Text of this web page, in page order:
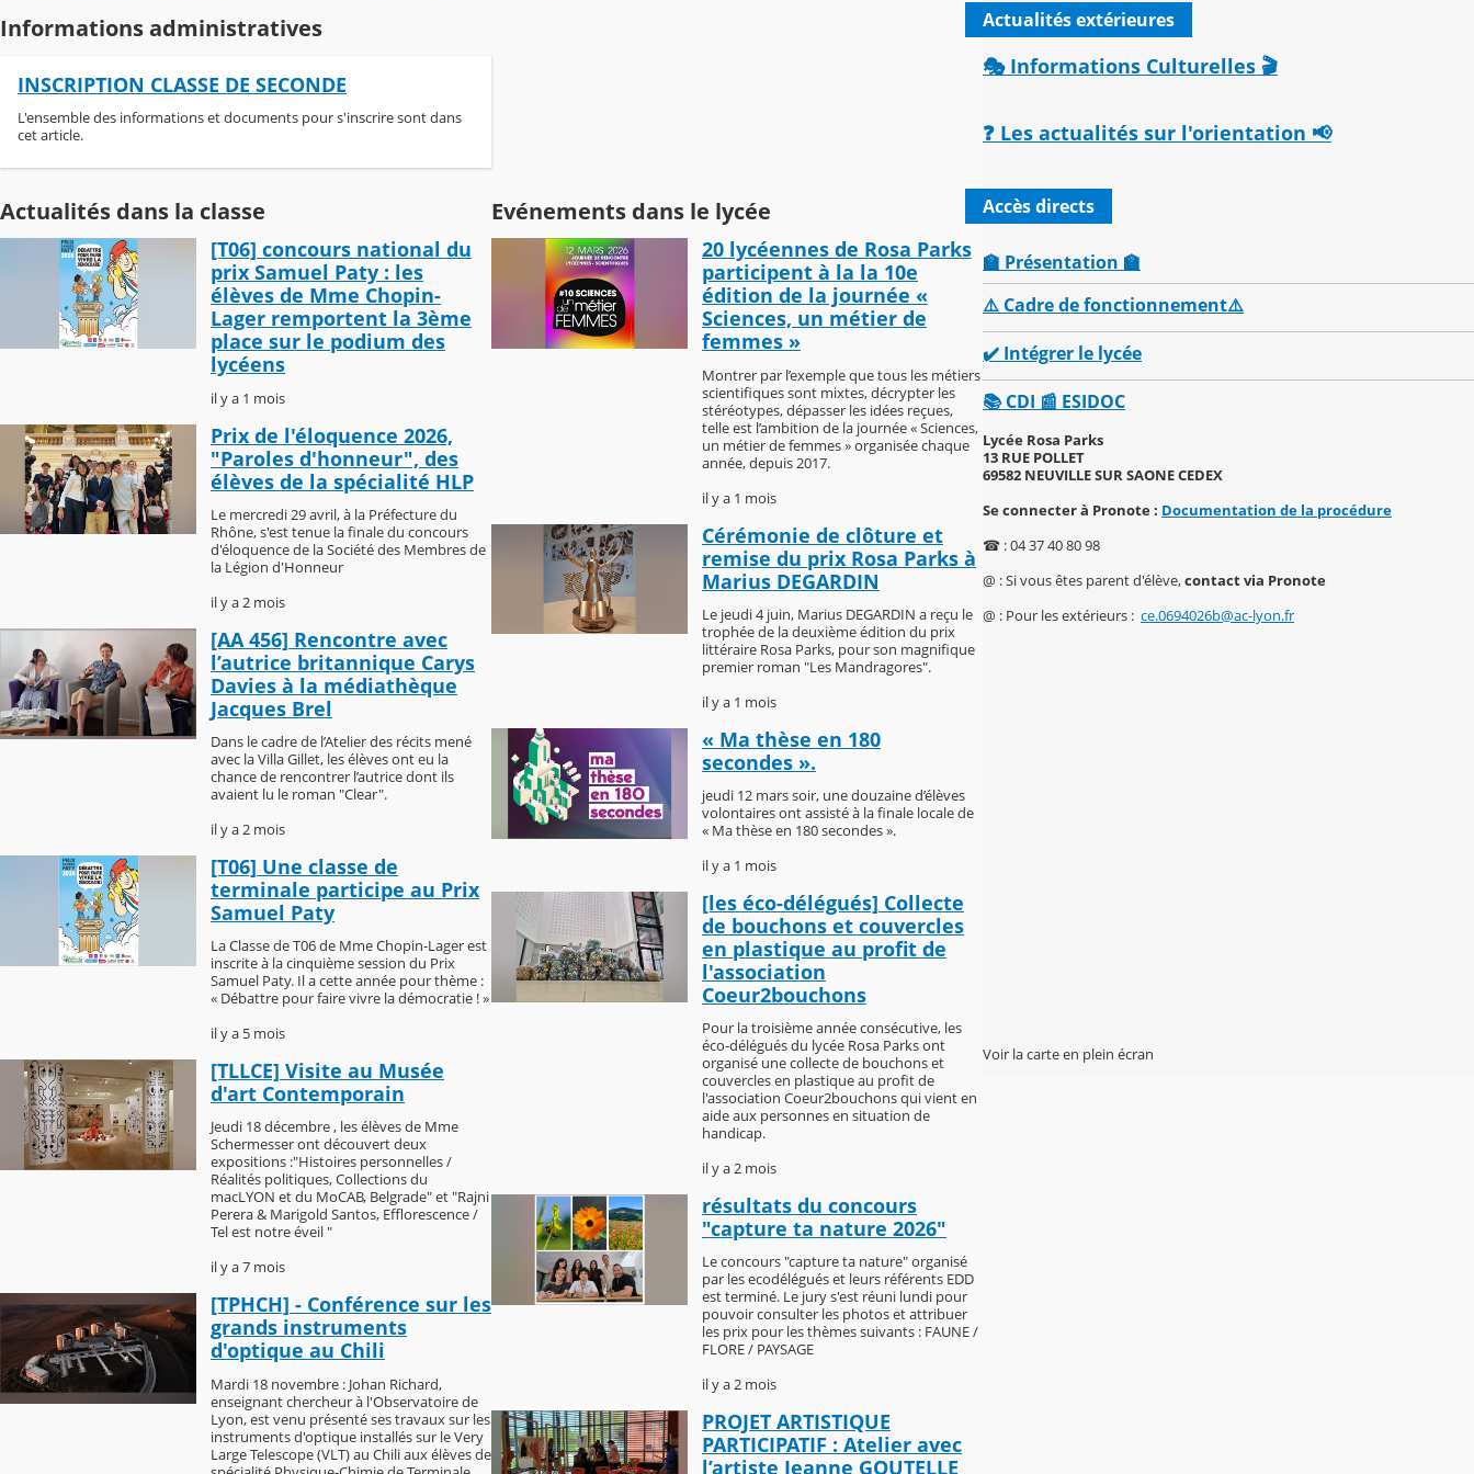
Informations administratives
INSCRIPTION CLASSE DE SECONDE
L'ensemble des informations et documents pour s'inscrire sont dans
cet article.
Actualités dans la classe
[T06] concours national du
prix Samuel Paty : les
élèves de Mme Chopin-
Lager remportent la 3ème
place sur le podium des
lycéens
il y a 1 mois
Prix de l'éloquence 2026,
"Paroles d'honneur", des
élèves de la spécialité HLP
Le mercredi 29 avril, à la Préfecture du
Rhône, s'est tenue la finale du concours
d'éloquence de la Société des Membres de
la Légion d'Honneur
il y a 2 mois
[AA 456] Rencontre avec
l’autrice britannique Carys
Davies à la médiathèque
Jacques Brel
Dans le cadre de l’Atelier des récits mené
avec la Villa Gillet, les élèves ont eu la
chance de rencontrer l’autrice dont ils
avaient lu le roman "Clear".
il y a 2 mois
[T06] Une classe de
terminale participe au Prix
Samuel Paty
La Classe de T06 de Mme Chopin-Lager est
inscrite à la cinquième session du Prix
Samuel Paty. Il a cette année pour thème :
« Débattre pour faire vivre la démocratie ! »
il y a 5 mois
[TLLCE] Visite au Musée
d'art Contemporain
Jeudi 18 décembre , les élèves de Mme
Schermesser ont découvert deux
expositions :"Histoires personnelles /
Réalités politiques, Collections du
macLYON et du MoCAB, Belgrade" et "Rajni
Perera & Marigold Santos, Efflorescence /
Tel est notre éveil "
il y a 7 mois
[TPHCH] - Conférence sur les
grands instruments
d'optique au Chili
Mardi 18 novembre : Johan Richard,
enseignant chercheur à l'Observatoire de
Lyon, est venu présenté ses travaux sur les
instruments d'optique installés sur le Very
Large Telescope (VLT) au Chili aux élèves de
Evénements dans le lycée
20 lycéennes de Rosa Parks
participent à la la 10e
édition de la journée «
Sciences, un métier de
femmes »
Montrer par l’exemple que tous les métiers
scientifiques sont mixtes, décrypter les
stéréotypes, dépasser les idées reçues,
telle est l’ambition de la journée « Sciences,
un métier de femmes » organisée chaque
année, depuis 2017.
il y a 1 mois
Cérémonie de clôture et
remise du prix Rosa Parks à
Marius DEGARDIN
Le jeudi 4 juin, Marius DEGARDIN a reçu le
trophée de la deuxième édition du prix
littéraire Rosa Parks, pour son magnifique
premier roman "Les Mandragores".
il y a 1 mois
« Ma thèse en 180
secondes ».
jeudi 12 mars soir, une douzaine d’élèves
volontaires ont assisté à la finale locale de
« Ma thèse en 180 secondes ».
il y a 1 mois
[les éco-délégués] Collecte
de bouchons et couvercles
en plastique au profit de
l'association
Coeur2bouchons
Pour la troisième année consécutive, les
éco-délégués du lycée Rosa Parks ont
organisé une collecte de bouchons et
couvercles en plastique au profit de
l'association Coeur2bouchons qui vient en
aide aux personnes en situation de
handicap.
il y a 2 mois
résultats du concours
"capture ta nature 2026"
Le concours "capture ta nature" organisé
par les ecodélégués et leurs référents EDD
est terminé. Le jury s'est réuni lundi pour
pouvoir consulter les photos et attribuer
les prix pour les thèmes suivants : FAUNE /
FLORE / PAYSAGE
il y a 2 mois
PROJET ARTISTIQUE
PARTICIPATIF : Atelier avec
l’artiste Jeanne GOUTELLE
Actualités extérieures
🎭 Informations Culturelles 🎬
❓ Les actualités sur l'orientation 📢
Accès directs
🏫 Présentation 🏫
⚠️ Cadre de fonctionnement⚠️
✔️ Intégrer le lycée
📚 CDI 📰 ESIDOC
Lycée Rosa Parks
13 RUE POLLET
69582 NEUVILLE SUR SAONE CEDEX
Se connecter à Pronote : Documentation de la procédure
☎ : 04 37 40 80 98
@ : Si vous êtes parent d'élève,contact via Pronote
@ : Pour les extérieurs : ce.0694026b@ac-lyon.fr
Voir la carte en plein écran